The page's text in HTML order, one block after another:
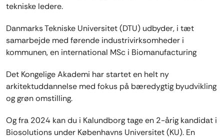
tekniske ledere.
Danmarks Tekniske Universitet (DTU) udbyder, i tæt
samarbejde med førende industrivirksomheder i
kommunen, en international MSc i Biomanufacturing
Det Kongelige Akademi har startet en helt ny
arkitektuddannelse med fokus på bæredygtig byudvikling
og grøn omstilling.
Og fra 2024 kan du i Kalundborg tage en 2-årig kandidat i
Biosolutions under Københavns Universitet (KU). En